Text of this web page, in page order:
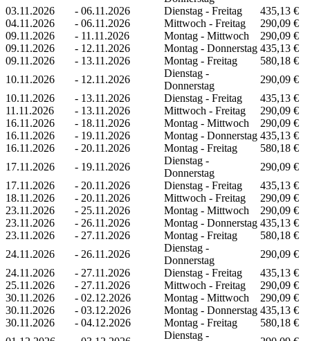
03.11.2026
- 06.11.2026 Dienstag - Freitag
435,13 €
04.11.2026
- 06.11.2026 Mittwoch - Freitag
290,09 €
09.11.2026
- 11.11.2026 Montag - Mittwoch
290,09 €
09.11.2026
- 12.11.2026 Montag - Donnerstag 435,13 €
09.11.2026
- 13.11.2026 Montag - Freitag
580,18 €
10.11.2026
- 12.11.2026
Dienstag -
Donnerstag
290,09 €
10.11.2026
- 13.11.2026 Dienstag - Freitag
435,13 €
11.11.2026
- 13.11.2026 Mittwoch - Freitag
290,09 €
16.11.2026
- 18.11.2026 Montag - Mittwoch
290,09 €
16.11.2026
- 19.11.2026 Montag - Donnerstag 435,13 €
16.11.2026
- 20.11.2026 Montag - Freitag
580,18 €
17.11.2026
- 19.11.2026
Dienstag -
Donnerstag
290,09 €
17.11.2026
- 20.11.2026 Dienstag - Freitag
435,13 €
18.11.2026
- 20.11.2026 Mittwoch - Freitag
290,09 €
23.11.2026
- 25.11.2026 Montag - Mittwoch
290,09 €
23.11.2026
- 26.11.2026 Montag - Donnerstag 435,13 €
23.11.2026
- 27.11.2026 Montag - Freitag
580,18 €
24.11.2026
- 26.11.2026
Dienstag -
Donnerstag
290,09 €
24.11.2026
- 27.11.2026 Dienstag - Freitag
435,13 €
25.11.2026
- 27.11.2026 Mittwoch - Freitag
290,09 €
30.11.2026
- 02.12.2026 Montag - Mittwoch
290,09 €
30.11.2026
- 03.12.2026 Montag - Donnerstag 435,13 €
30.11.2026
- 04.12.2026 Montag - Freitag
580,18 €
Dienstag -